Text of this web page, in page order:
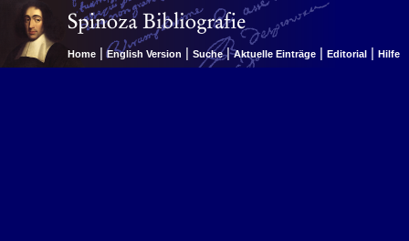
Home | English Version | Suche | Aktuelle Einträge | Editorial | Hilfe